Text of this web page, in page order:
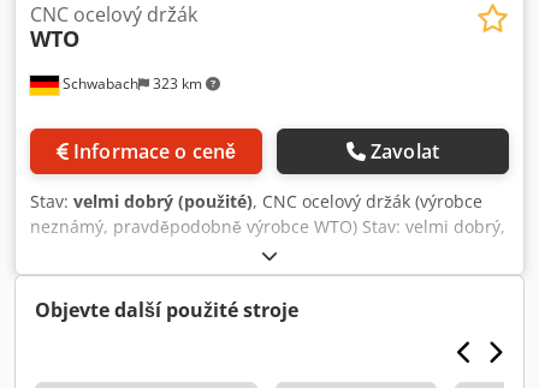
Schwabach 323 km
CNC ocelový držák
WTO
Informace o ceně Zavolat
Stav: velmi dobrý (použité), CNC ocelový držák (výrobce
neznámý, pravděpodobně výrobce WTO) Stav: velmi dobrý,
zboží vypadá nepoužitě 7 kusů držáků: Dsdpfjznh E Ujx Al
Tock Vnější rozměr těsnicího kroužku: 69 mm
Objevte další použité stroje